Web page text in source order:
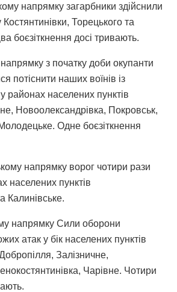
напрямку загарбники здійснили
Костянтинівки, Торецького та
боєзіткнення досі тривають.
з початку доби окупанти
потіснити наших воїнів із
районах населених пунктів
Новоолександрівка, Покровськ,
Одне боєзіткнення
напрямку ворог чотири рази
населених пунктів
Калинівське.
напрямку Сили оборони
атак у бік населених пунктів
Залізничне,
Чарівне. Чотири